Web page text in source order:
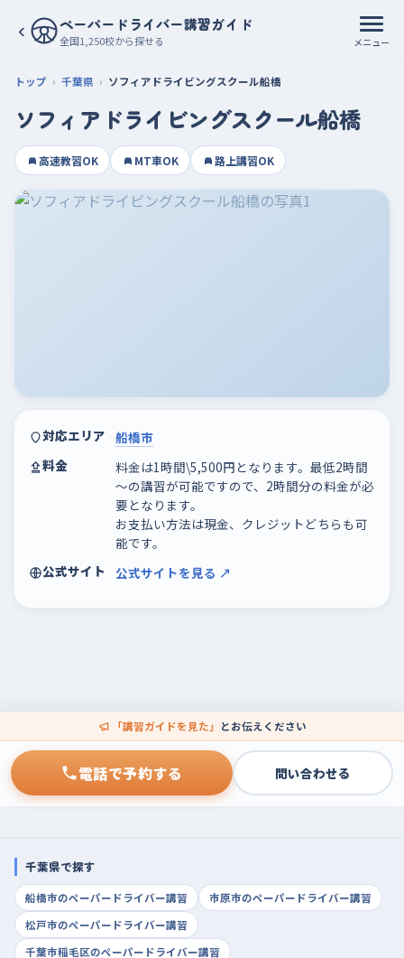
‹ ペーパードライバー講習ガイド
全国1,250校から探せる メニュー
トップ 千葉県 ソフィアドライビングスクール船橋
ソフィアドライビングスクール船橋
高速教習OK MT車OK 路上講習OK
対応エリア 船橋市
料金
料金は1時間\5,500円となります。最低2時間
～の講習が可能ですので、2時間分の料金が必
要となります。
お支払い方法は現金、クレジットどちらも可
能です。
公式サイト
公式サイトを見る ↗
「講習ガイドを見た」 とお伝えください
電話で予約する 問い合わせる
千葉県で探す
船橋市のペーパードライバー講習
市原市のペーパードライバー講習
松戸市のペーパードライバー講習
千葉市稲毛区のペーパードライバー講習